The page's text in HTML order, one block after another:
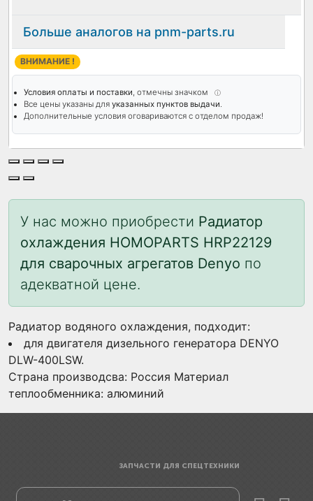
Больше аналогов на pnm-parts.ru
ВНИМАНИЕ !
Условия оплаты и поставки , отмечны значком ⓘ
Все цены указаны для указанных пунктов выдачи
Дополнительные условия оговариваются с отделом продаж!
У нас можно приобрести Радиатор
охлаждения HOMOPARTS HRP22129
для сварочных агрегатов Denyo по
адекватной цене.
Радиатор водяного охлаждения, подходит:
для двигателя дизельного генератора DENYO
DLW-400LSW.
Страна производсва: Россия Материал
теплообменника: алюминий
ЗАПЧАСТИ ДЛЯ СПЕЦТЕХНИКИ